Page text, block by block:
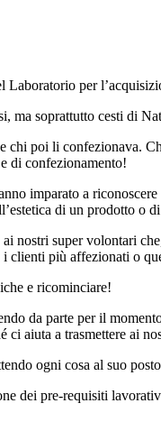
Laboratorio per
soprattutto cesti di
chi poi li confezionava.
di confezionamento!
imparato a
di un prodotto o
nostri super volontari
più affezionati o
e ricominciare!
da parte per il
aiuta a trasmettere ai
ogni cosa al suo
dei pre-requisiti